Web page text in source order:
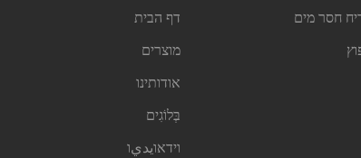
חסר מים
דף הבית
מוצרים
אודותינו
בְּלוֹגִים
וידאוيديו